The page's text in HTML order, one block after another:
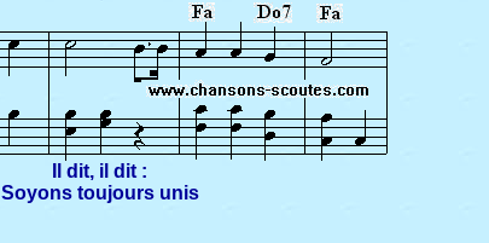
Il dit, il dit :
Soyons toujours unis